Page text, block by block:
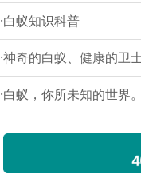
·白蚁知识科普
·神奇的白蚁、健康的卫
·白蚁，你所未知的世界。